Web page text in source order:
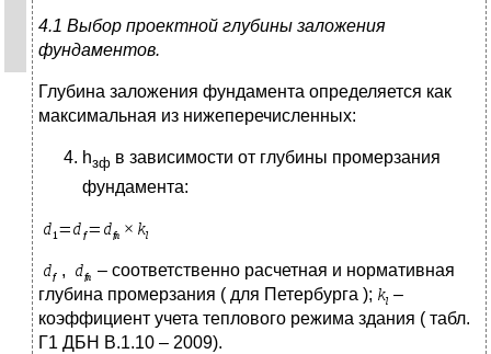
4.1 Выбор проектной глубины заложения
фундаментов.
Глубина заложения фундамента определяется как
максимальная из нижеперечисленных:
hзф в зависимости от глубины промерзания
фундамента:
,
– соответственно расчетная и нормативная
глубина промерзания ( для Петербурга );
–
коэффициент учета теплового режима здания ( табл.
Г1 ДБН В.1.10 – 2009).